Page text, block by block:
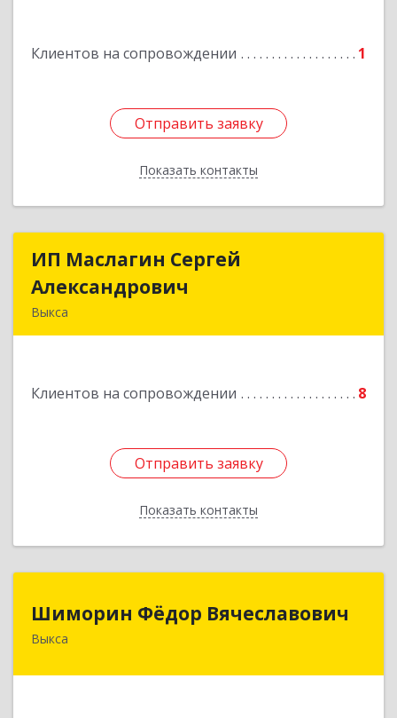
Клиентов на сопровождении 1
Отправить заявку
Показать контакты
Подробнее
Отправить заявку
Назад
ИП Маслагин Сергей
Александрович
Выкса
Клиентов на сопровождении 8
Отправить заявку
Показать контакты
ИП Маслагин Сергей
Подробнее
Отправить заявку
Назад
Шиморин Фёдор Вячеславович
Выкса
Шиморин Фёдор Вячеславович